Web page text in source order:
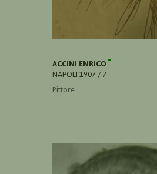
ACCINI ENRICO
NAPOLI 1907 / ?
Pittore